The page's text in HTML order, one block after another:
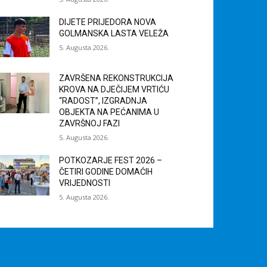
DIJETE PRIJEDORA NOVA
GOLMANSKA LASTA VELEŽA
5. Augusta 2026.
ZAVRŠENA REKONSTRUKCIJA
KROVA NA DJEČIJEM VRTIĆU
“RADOST”, IZGRADNJA
OBJEKTA NA PEĆANIMA U
ZAVRŠNOJ FAZI
5. Augusta 2026.
POTKOZARJE FEST 2026 –
ČETIRI GODINE DOMAĆIH
VRIJEDNOSTI
5. Augusta 2026.